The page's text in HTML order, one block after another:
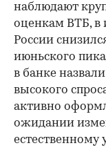
наблюдают
оценкам ВТБ, в
России
июньского
в банке
высокого
активно
ожидании
естественному